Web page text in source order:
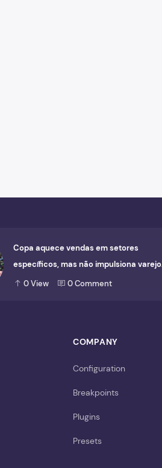
Copa aquece vendas em setores
específicos, mas não impulsiona varejo
de forma geral
0View 0Comment
COMPANY
Configuration
Breakpoints
Plugins
Presets